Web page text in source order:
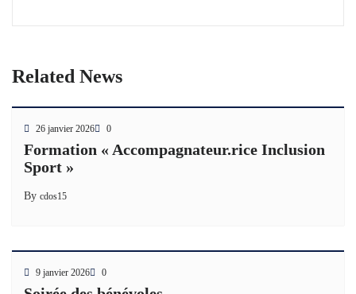
Related News
26 janvier 2026 0
Formation « Accompagnateur.rice Inclusion
Sport »
By cdos15
9 janvier 2026 0